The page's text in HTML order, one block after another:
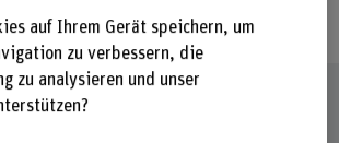
und Professoren
auf Ihrem Gerät speichern, um
zu verbessern, die
zu analysieren und unser